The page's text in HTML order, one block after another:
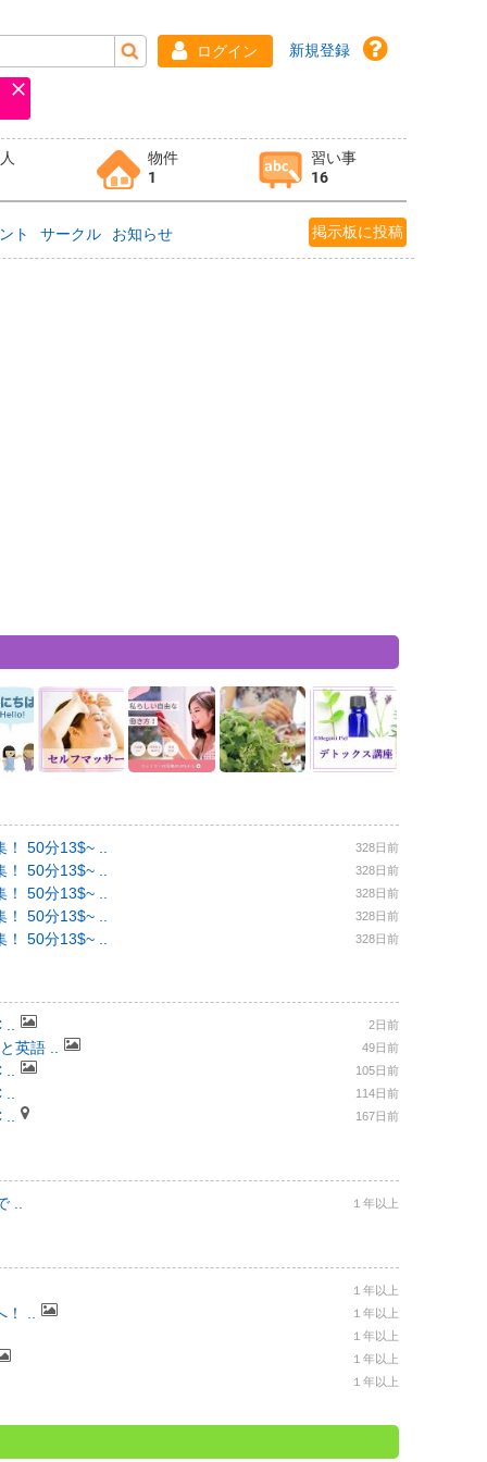
ログイン 新規登録
物件
1
習い事
16
ト サークル お知らせ 掲示板に投稿
50分13$~ .. 328日前
50分13$~ .. 328日前
50分13$~ .. 328日前
50分13$~ .. 328日前
50分13$~ .. 328日前
2日前
英語 .. 49日前
105日前
114日前
167日前
.. １年以上
１年以上
..
１年以上
１年以上
１年以上
１年以上